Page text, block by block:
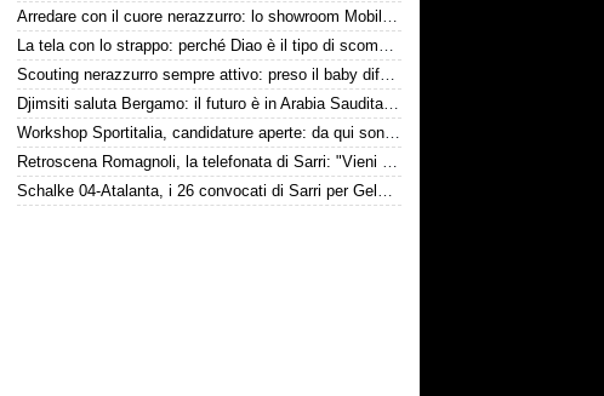
Arredare con il cuore nerazzurro: lo showroom Mobilmondo a Osio Sotto. Quando essere di fede atalantina conviene
La tela con lo strappo: perché Diao è il tipo di scommessa che Giuntoli ama
Scouting nerazzurro sempre attivo: preso il baby difensore 2010 Levačić
Djimsiti saluta Bergamo: il futuro è in Arabia Saudita! Tre milioni e firma biennale
Workshop Sportitalia, candidature aperte: da qui sono passate firme di Serie A
Retroscena Romagnoli, la telefonata di Sarri: "Vieni con me a Bergamo"
Schalke 04-Atalanta, i 26 convocati di Sarri per Gelsenkirchen